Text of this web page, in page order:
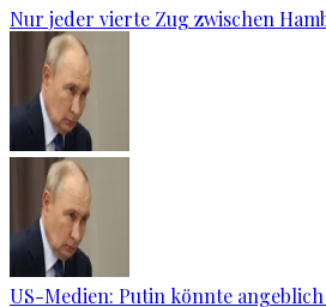
Nur jeder vierte Zug zwischen
US-Medien: Putin könnte